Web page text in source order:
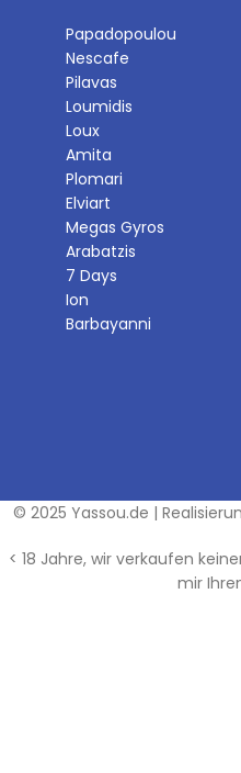
Papadopoulou
Nescafe
Pilavas
Loumidis
Loux
Amita
Plomari
Elviart
Megas Gyros
Arabatzis
7 Days
Ion
Barbayanni
© 2025 Yassou.de |
< 18 Jahre, wir verkaufen
mir